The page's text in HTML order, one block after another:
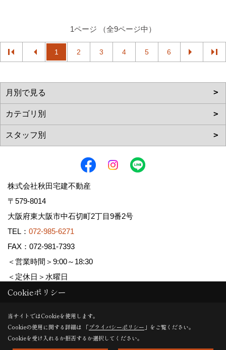
1ページ （全9ページ中）
1 2 3 4 5 6
株式会社秋田宅建不動産
〒579-8014
大阪府東大阪市中石切町2丁目9番2号
TEL： 072-985-6271
FAX：072-981-7393
＜営業時間＞9:00～18:30
＜定休日＞水曜日
Copyright (c) AKITA TAKKEN FUDOUSAN Co.,Ltd. All Rights Reserved.
Produced byゴデスクリエイト
Cookieポリシー
当サイトではCookieを使用します。
Cookieの使用に関する詳細は 「プライバシーポリシー 」をご覧ください。
Cookieを受け入れるか拒否するか選択してください。